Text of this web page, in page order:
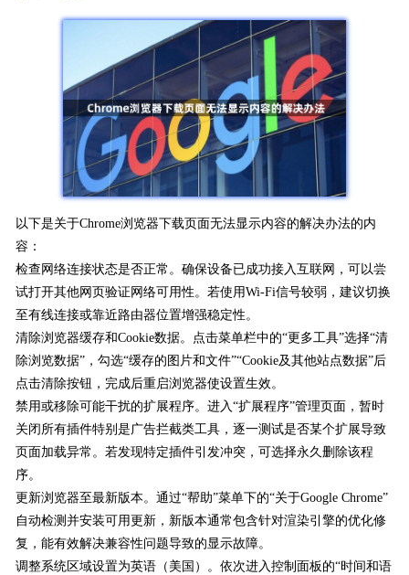
以下是关于Chrome浏览器下载页面无法显示内容的解决办法的内
容：
检查网络连接状态是否正常。确保设备已成功接入互联网，可以尝
试打开其他网页验证网络可用性。若使用Wi-Fi信号较弱，建议切换
至有线连接或靠近路由器位置增强稳定性。
清除浏览器缓存和Cookie数据。点击菜单栏中的“更多工具”选择“清
除浏览数据”，勾选“缓存的图片和文件”“Cookie及其他站点数据”后
点击清除按钮，完成后重启浏览器使设置生效。
禁用或移除可能干扰的扩展程序。进入“扩展程序”管理页面，暂时
关闭所有插件特别是广告拦截类工具，逐一测试是否某个扩展导致
页面加载异常。若发现特定插件引发冲突，可选择永久删除该程
序。
更新浏览器至最新版本。通过“帮助”菜单下的“关于Google Chrome”
自动检测并安装可用更新，新版本通常包含针对渲染引擎的优化修
复，能有效解决兼容性问题导致的显示故障。
调整系统区域设置为英语（美国）。依次进入控制面板的“时间和语